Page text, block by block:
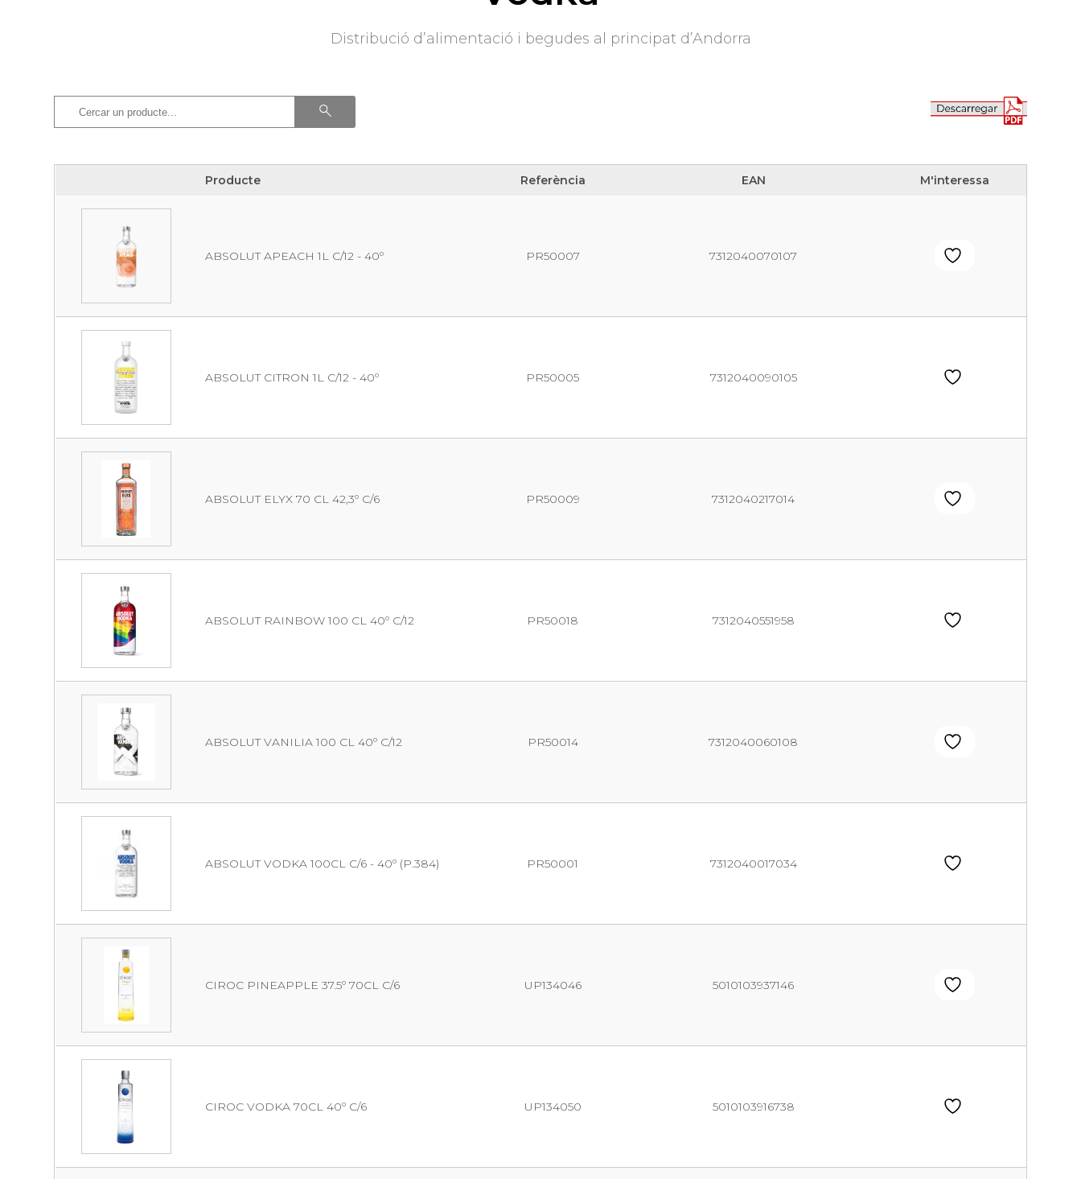
Distribució d’alimentació i begudes al principat d’Andorra
Producte Referència EAN
M'interessa
ABSOLUT APEACH 1L C/12 - 40º PR50007 7312040070107
ABSOLUT CITRON 1L C/12 - 40º PR50005 7312040090105
ABSOLUT ELYX 70 CL 42,3º C/6 PR50009 7312040217014
ABSOLUT RAINBOW 100 CL 40º C/12 PR50018 7312040551958
ABSOLUT VANILIA 100 CL 40º C/12 PR50014 7312040060108
ABSOLUT VODKA 100CL C/6 - 40º (P.384) PR50001 7312040017034
CIROC PINEAPPLE 37.5º 70CL C/6 UP134046 5010103937146
CIROC VODKA 70CL 40º C/6 UP134050 5010103916738